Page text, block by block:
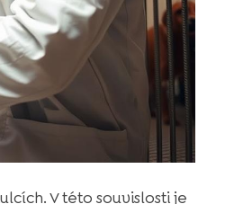
V této souvislosti je